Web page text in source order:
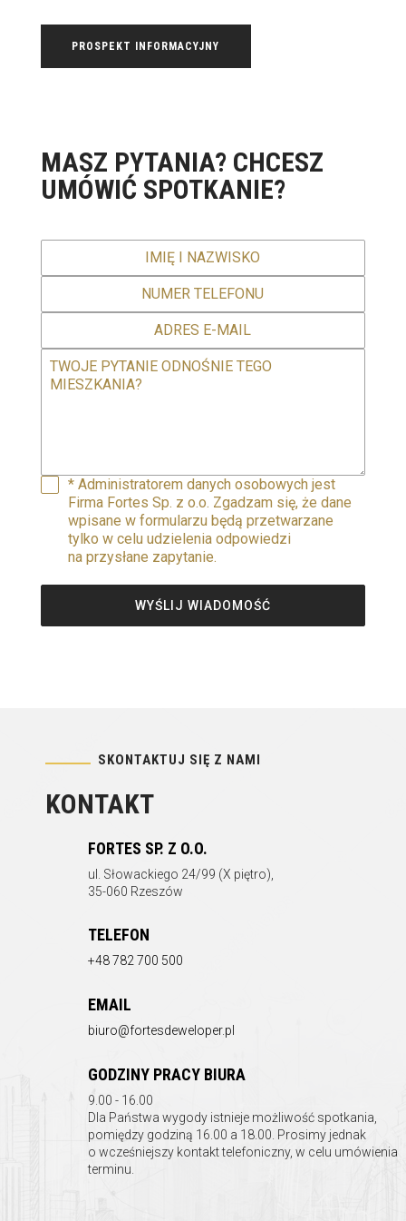
PROSPEKT INFORMACYJNY
MASZ PYTANIA? CHCESZ
UMÓWIĆ SPOTKANIE?
* Administratorem danych osobowych jest
Firma Fortes Sp. z o.o. Zgadzam się, że dane
wpisane w formularzu będą przetwarzane
tylko w celu udzielenia odpowiedzi
na przysłane zapytanie.
WYŚLIJ WIADOMOŚĆ
SKONTAKTUJ SIĘ Z NAMI
KONTAKT
FORTES SP. Z O.O.
ul. Słowackiego 24/99 (X piętro),
35-060 Rzeszów
TELEFON
+48 782 700 500
EMAIL
biuro@fortesdeweloper.pl
GODZINY PRACY BIURA
9.00 - 16.00
Dla Państwa wygody istnieje możliwość spotkania,
pomiędzy godziną 16.00 a 18.00. Prosimy jednak
o wcześniejszy kontakt telefoniczny, w celu umówienia
terminu.